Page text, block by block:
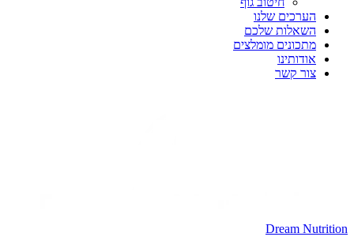
הערכים שלנו
השאלות שלכם
מתכונים מומלצים
אודותינו
צור קשר
Dream Nutrition